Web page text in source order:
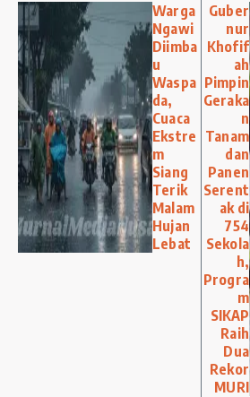
Warga
Ngawi
Diimba
u
Waspa
da,
Cuaca
Ekstre
m
Siang
Terik
Malam
Hujan
Lebat
Guber
nur
Khofif
ah
Pimpin
Geraka
n
Tanam
dan
Panen
Serent
ak di
754
Sekola
h,
Progra
m
SIKAP
Raih
Dua
Rekor
MURI